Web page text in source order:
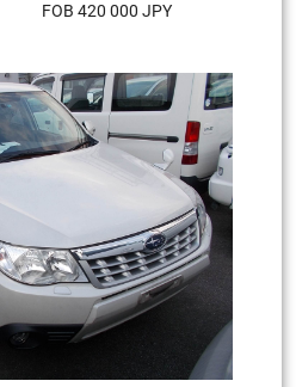
FOB 420 000 JPY